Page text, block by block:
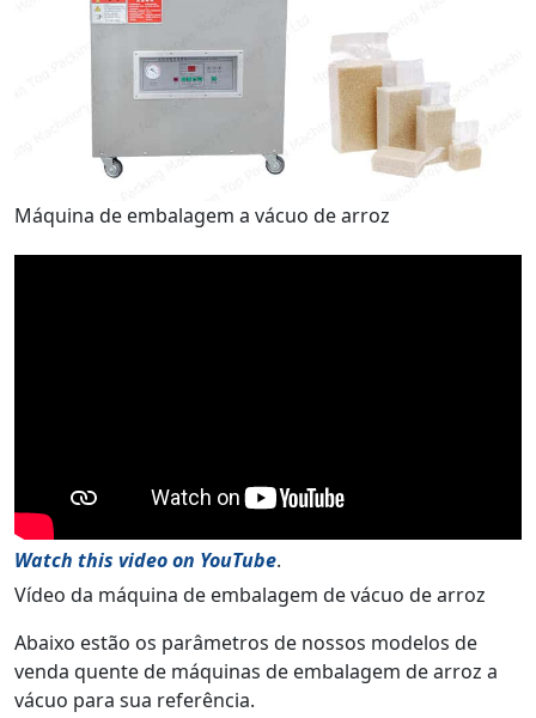
Máquina de embalagem a vácuo de arroz
Watch this video on YouTube.
Vídeo da máquina de embalagem de vácuo de arroz
Abaixo estão os parâmetros de nossos modelos de
venda quente de máquinas de embalagem de arroz a
vácuo para sua referência.